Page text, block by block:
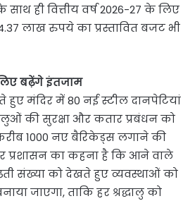
साथ ही वित्तीय वर्ष 2026-27 के लिए
लाख रुपये का प्रस्तावित बजट भी
बढ़ेंगे इंतजाम
हुए मंदिर में 80 नई स्टील दानपेटियां
की सुरक्षा और कतार प्रबंधन को
1000 नए बैरिकेड्स लगाने की
प्रशासन का कहना है कि आने वाले
संख्या को देखते हुए व्यवस्थाओं को
जाएगा, ताकि हर श्रद्धालु को